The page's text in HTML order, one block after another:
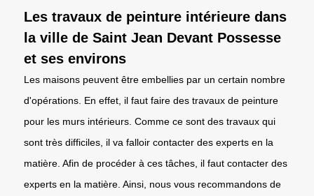
Les travaux de peinture intérieure dans
la ville de Saint Jean Devant Possesse
et ses environs
Les maisons peuvent être embellies par un certain nombre
d'opérations. En effet, il faut faire des travaux de peinture
pour les murs intérieurs. Comme ce sont des travaux qui
sont très difficiles, il va falloir contacter des experts en la
matière. Afin de procéder à ces tâches, il faut contacter des
experts en la matière. Ainsi, nous vous recommandons de